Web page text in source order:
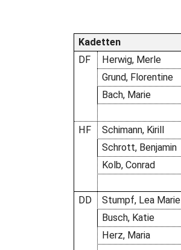
Kadetten
DF
Herwig, Merle
Grund, Florentine
Bach, Marie
HF Schimann, Kirill
Schrott, Benjamin
Kolb, Conrad
DD Stumpf, Lea Marie
Busch, Katie
Herz, Maria